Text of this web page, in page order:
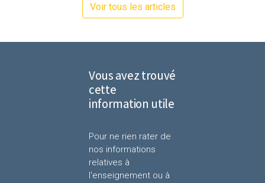
Voir tous les articles
Vous avez trouvé
cette
information utile
Pour ne rien rater de
nos informations
relatives à
l'enseignement ou à